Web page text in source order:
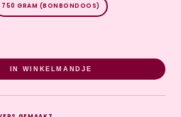
750 GRAM (BONBONDOOS)
IN WINKELMANDJE